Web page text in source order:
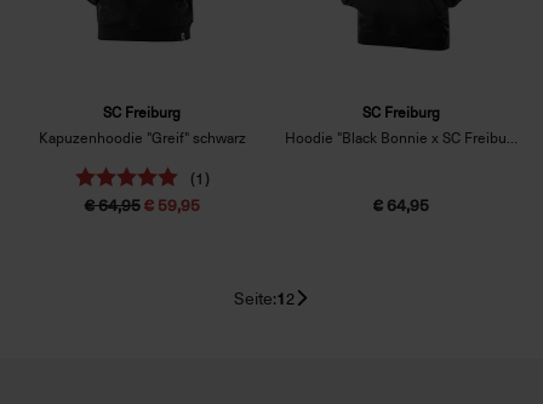
SC Freiburg
Kapuzenhoodie "Greif" schwarz
(1)
€ 64,95€ 59,95
SC Freiburg
Hoodie "Black Bonnie x SC Freiburg" schwarz
€ 64,95
Seite:12